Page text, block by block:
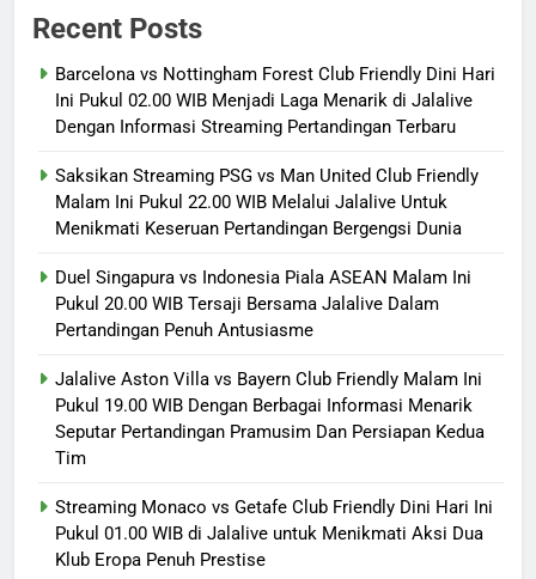
Recent Posts
Barcelona vs Nottingham Forest Club Friendly Dini Hari
Ini Pukul 02.00 WIB Menjadi Laga Menarik di Jalalive
Dengan Informasi Streaming Pertandingan Terbaru
Saksikan Streaming PSG vs Man United Club Friendly
Malam Ini Pukul 22.00 WIB Melalui Jalalive Untuk
Menikmati Keseruan Pertandingan Bergengsi Dunia
Duel Singapura vs Indonesia Piala ASEAN Malam Ini
Pukul 20.00 WIB Tersaji Bersama Jalalive Dalam
Pertandingan Penuh Antusiasme
Jalalive Aston Villa vs Bayern Club Friendly Malam Ini
Pukul 19.00 WIB Dengan Berbagai Informasi Menarik
Seputar Pertandingan Pramusim Dan Persiapan Kedua
Tim
Streaming Monaco vs Getafe Club Friendly Dini Hari Ini
Pukul 01.00 WIB di Jalalive untuk Menikmati Aksi Dua
Klub Eropa Penuh Prestise